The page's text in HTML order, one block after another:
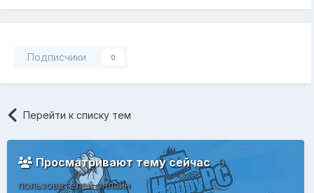
Подписчики 0
Перейти к списку тем
Просматривают тему сейчас0
пользователей онлайн